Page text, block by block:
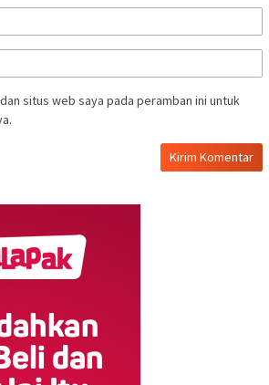
situs web saya pada peramban ini untuk